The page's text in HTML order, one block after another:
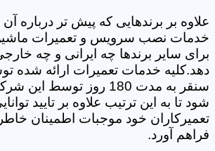
علاوه بر برندهایی که پیش تر درباره
خدمات نصب سرویس و تعمیرات
برای سایر برندها چه ایرانی و چه
دهد.کلیه خدمات تعمیرات ارائه شده
سنقر به مدت 180 روز توسط
شود تا به این ترتیب علاوه بر تایید
تعمیرکاران خود موجبات اطمینان خاطر
فراهم آورد.